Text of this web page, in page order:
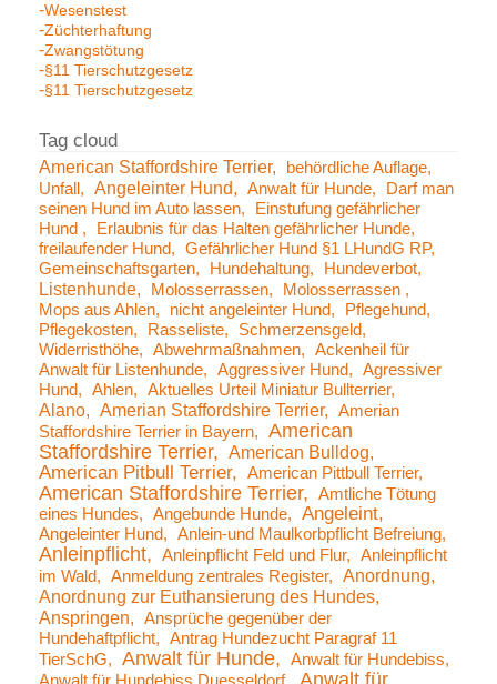
Wesenstest
Züchterhaftung
Zwangstötung
§11 Tierschutzgesetz
§11 Tierschutzgesetz
American Staffordshire Terrier
behördliche Auflage
Unfall
Angeleinter Hund Anwalt für Hunde
Darf man
seinen Hund im Auto lassen
Einstufung gefährlicher
Hund
Erlaubnis für das Halten gefährlicher Hunde
freilaufender Hund
Gefährlicher Hund §1 LHundG RP
Gemeinschaftsgarten
Hundehaltung Hundeverbot
Listenhunde Molosserrassen
Molosserrassen
Mops aus Ahlen
nicht angeleinter Hund
Pflegehund
Pflegekosten
Rasseliste
Schmerzensgeld
Widerristhöhe
Abwehrmaßnahmen
Ackenheil für
Anwalt für Listenhunde
Aggressiver Hund
Agressiver
Hund
Ahlen Aktuelles Urteil Miniatur Bullterrier
Alano Amerian Staffordshire Terrier
Amerian
Staffordshire Terrier in Bayern
American
Staffordshire Terrier
American Bulldog
American Pitbull Terrier American Pittbull Terrier
American Staffordshire Terrier
Amtliche Tötung
eines Hundes
Angebunde Hunde Angeleint
Angeleinter Hund Anlein-und Maulkorbpflicht Befreiung
Anleinpflicht Anleinpflicht Feld und Flur
Anleinpflicht
im Wald
Anmeldung zentrales Register
Anordnung
Anordnung zur Euthansierung des Hundes
Anspringen
Ansprüche gegenüber der
Hundehaftpflicht
Antrag Hundezucht Paragraf 11
TierSchG
Anwalt für Hunde
Anwalt für Hundebiss